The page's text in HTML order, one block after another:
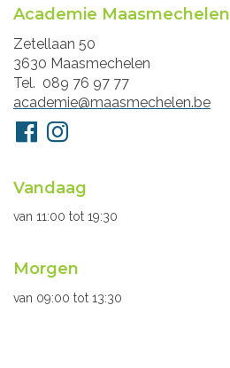
Academie Maasmechelen
Adres
Zetellaan 50
3630 Maasmechelen
Tel.
089 76 97 77
E-
mail
academie@maasmechelen.be
Volg
ons
FacebookInstagram
Openingsuren
secretariaat
Vandaag
van 11:00 tot 19:30
Morgen
van 09:00 tot 13:30